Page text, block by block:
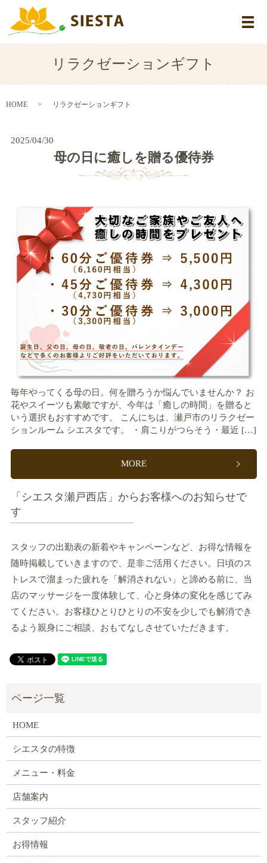
メ
リラクゼーションギフト
HOME リラクゼーションギフト
2025/04/30
母の日に癒しを贈る優待券
毎年やってくる母の日。何を贈ろうか悩んでいませんか？ お
花やスイーツも素敵ですが、今年は「癒しの時間」を贈ると
いう選択もおすすめです。 こんにちは、瀬戸市のリラクゼー
ションルーム シエスタです。 ・肩こりがつらそう・最近 […]
MORE
「シエスタ瀬戸西店」からお客様へのお知らせで
す
スタッフの出勤表の新着やキャンペーンなど、お得な情報を
随時掲載していきますので、是非ご活用ください。日頃のス
トレスで溜まった疲れを「解消されない」と諦める前に、当
店のマッサージを一度体験して、心と身体の変化を感じてみ
てください。お客様ひとりひとりの不安を少しでも解消でき
るよう親身にご相談、おもてなしさせていただきます。
HOME
シエスタの特徴
メニュー・料金
店舗案内
スタッフ紹介
お得情報